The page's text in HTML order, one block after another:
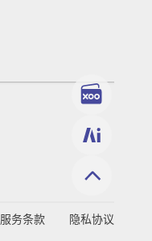
服务条款 隐私协议